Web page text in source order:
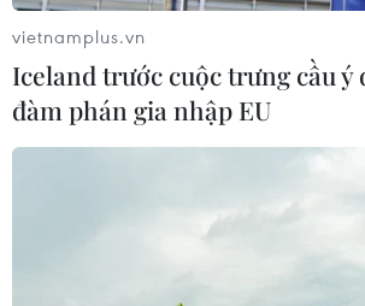
TIN CÙNG CHUYÊN MỤC
vietnamplus.vn
Iceland trước cuộc trưng cầu ý
đàm phán gia nhập EU